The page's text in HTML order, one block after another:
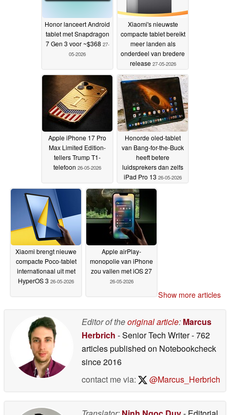
Honor lanceert Android
tablet met Snapdragon
7 Gen 3 voor ~$368 27-
05-2026
Xiaomi's nieuwste
compacte tablet bereikt
meer landen als
onderdeel van bredere
release 27-05-2026
Apple iPhone 17 Pro
Max Limited Edition-
tellers Trump T1-
telefoon 26-05-2026
Honorde oled-tablet
van Bang-for-the-Buck
heeft betere
luidsprekers dan zelfs
iPad Pro 13 26-05-2026
Xiaomi brengt nieuwe
compacte Poco-tablet
internationaal uit met
HyperOS 3 26-05-2026
Apple airPlay-
monopolie van iPhone
zou vallen met iOS 27
26-05-2026
Show more articles
Editor of theoriginal article: Marcus
Herbrich - Senior Tech Writer- 762
articles published on Notebookcheck
since 2016
contact me via:
@Marcus_Herbrich